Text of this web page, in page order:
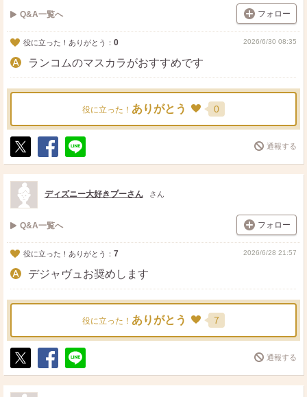
Q&A一覧へ フォロー
役に立った！ありがとう： 0 2026/6/30 08:35
ランコムのマスカラがおすすめです
役に立った！ ありがとう 0
ポ
ス
ト
シ
ェ
送
る
通報する
ディズニー大好きプーさん さん
Q&A一覧へ フォロー
役に立った！ありがとう： 7 2026/6/28 21:57
デジャヴュお奨めします
役に立った！ ありがとう 7
ポ
ス
シ
ェ
送
る
通報する